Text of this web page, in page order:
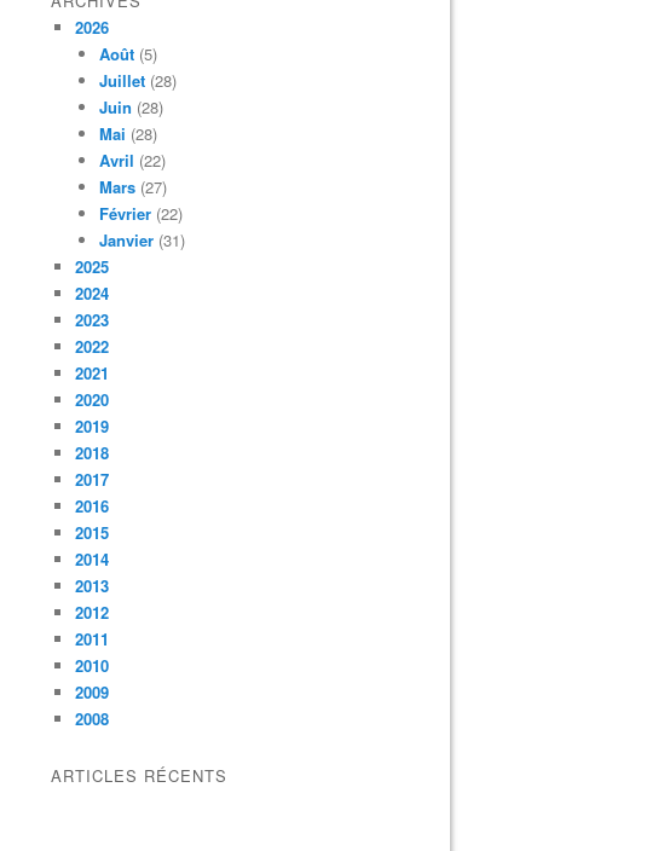
2026
Août (5)
Juillet (28)
Juin (28)
Mai (28)
Avril (22)
Mars (27)
Février (22)
Janvier (31)
2025
2024
2023
2022
2021
2020
2019
2018
2017
2016
2015
2014
2013
2012
2011
2010
2009
2008
ARTICLES RÉCENTS